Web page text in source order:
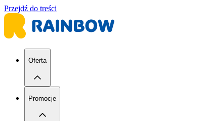
Przejdź do treści
Oferta
Promocje